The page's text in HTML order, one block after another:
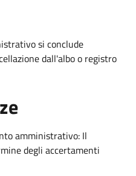
si conclude
dall'albo o registro
amministrativo: Il
degli accertamenti